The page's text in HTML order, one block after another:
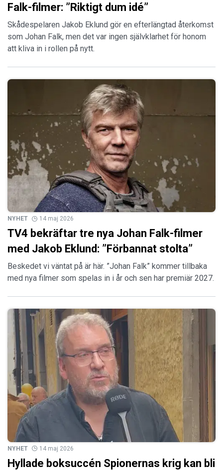
Falk-filmer: ”Riktigt dum idé”
Skådespelaren Jakob Eklund gör en efterlängtad återkomst
som Johan Falk, men det var ingen självklarhet för honom
att kliva in i rollen på nytt.
NYHET 14 maj 2026
TV4 bekräftar tre nya Johan Falk-filmer
med Jakob Eklund: ”Förbannat stolta”
Beskedet vi väntat på är här. ”Johan Falk” kommer tillbaka
med nya filmer som spelas in i år och sen har premiär 2027.
NYHET 14 maj 2026
Hyllade boksuccén Spionernas krig kan bli